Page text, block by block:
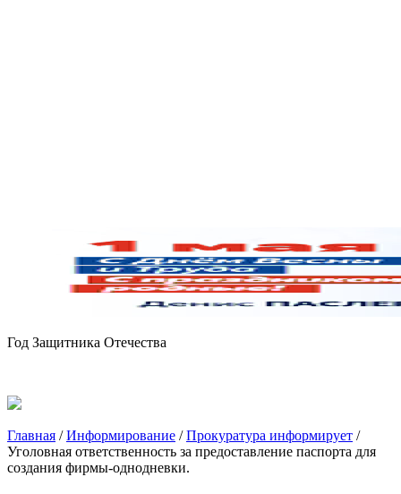
Год Защитника Отечества
Главная /Информирование /Прокуратура информирует /
Уголовная ответственность за предоставление паспорта для
создания фирмы-однодневки.